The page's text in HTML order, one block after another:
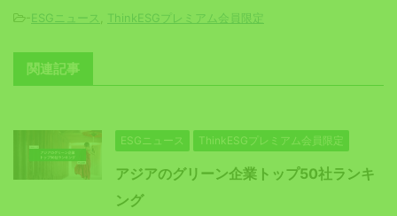
-ESGニュース ThinkESGプレミアム会員限定
関連記事
ESGニュース ThinkESGプレミアム会員限定
アジアのグリーン企業トップ50社ランキ
ング